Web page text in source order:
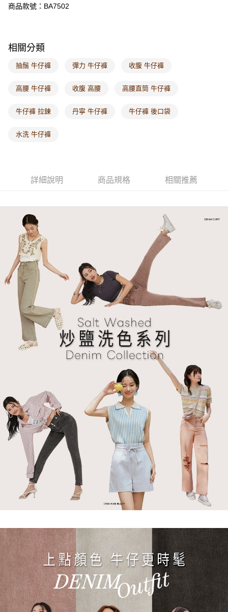
每筆NT$60，滿NT$1,000(含以上)免運費
每筆NT$120，滿NT$1,000(含以上)免運費
付款後門市自取
海外配送-港/澳/新/馬/泰國專屬
海外配送-其他亞洲地區
海外配送-歐美地區
商品款號：BA7502
相關分類
抽鬚 牛仔褲 彈力 牛仔褲 收腹 牛仔褲
高腰 牛仔褲 收腹 高腰 高腰直筒 牛仔褲
牛仔褲 拉鍊 丹寧 牛仔褲 牛仔褲 後口袋
水洗 牛仔褲
詳細說明 商品規格 相關推薦